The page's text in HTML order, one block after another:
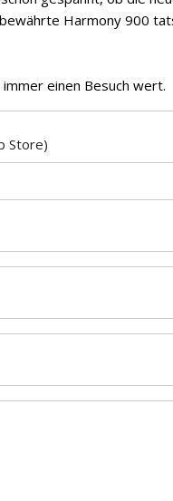
Harmony 900
immer einen Besuch wert.